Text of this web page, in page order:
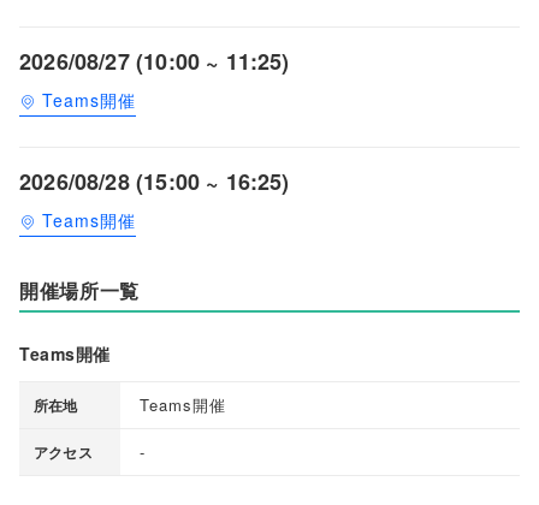
2026/08/27 (10:00 ~ 11:25)
Teams開催
2026/08/28 (15:00 ~ 16:25)
Teams開催
開催場所一覧
Teams開催
所在地 Teams開催
アクセス -